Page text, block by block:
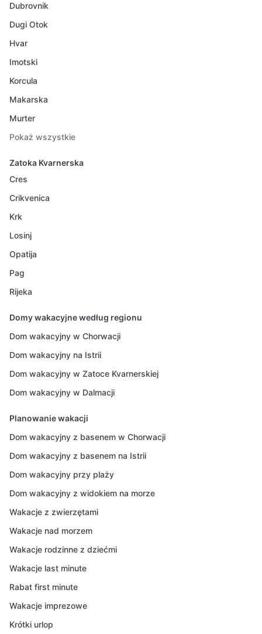
Dubrovnik
Dugi Otok
Hvar
Imotski
Korcula
Makarska
Murter
Pokaż wszystkie
Zatoka Kvarnerska
Cres
Crikvenica
Krk
Losinj
Opatija
Pag
Rijeka
Domy wakacyjne według regionu
Dom wakacyjny w Chorwacji
Dom wakacyjny na Istrii
Dom wakacyjny w Zatoce Kvarnerskiej
Dom wakacyjny w Dalmacji
Planowanie wakacji
Dom wakacyjny z basenem w Chorwacji
Dom wakacyjny z basenem na Istrii
Dom wakacyjny przy plaży
Dom wakacyjny z widokiem na morze
Wakacje z zwierzętami
Wakacje nad morzem
Wakacje rodzinne z dziećmi
Wakacje last minute
Rabat first minute
Wakacje imprezowe
Krótki urlop